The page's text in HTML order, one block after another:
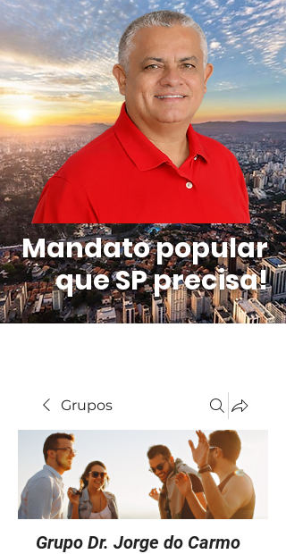
Mandato popular
que SP precisa!
Grupos
Grupo Dr. Jorge do Carmo